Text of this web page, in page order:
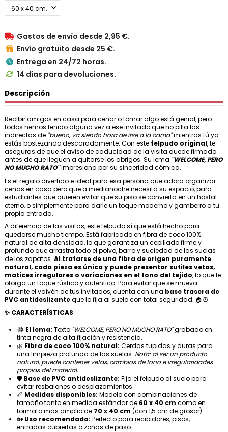
 Gastos de envío desde 2,95 €.
 Envío gratuito desde 25 €.
 Entrega en 24/72 horas.
 14 días para devoluciones.
Descripción
Recibir amigos en casa para cenar o tomar algo está genial, pero
todos hemos tenido alguna vez a ese invitado que no pilla las
indirectas de "bueno, va siendo hora de irse a la cama"mientras tú ya
estás bostezando descaradamente. Con este felpudo original, te
aseguras de que el aviso de caducidad de la visita quede firmado
antes de que lleguen a quitarse los abrigos. Su lema "WELCOME, PERO
NO MUCHO RATO"impresiona por su sinceridad cómica.
Es el regalo divertido e ideal para esa persona que adora organizar
cenas en casa pero que a medianoche necesita su espacio, para
estudiantes que quieren evitar que su piso se convierta en un hostal
eterno, o simplemente para darle un toque moderno y gamberro a tu
propia entrada.
A diferencia de las visitas, este felpudo sí que está hecho para
quedarse mucho tiempo. Está fabricado en fibra de coco 100%
natural de alta densidad, lo que garantiza un cepillado firme y
profundo que arrastra todo el polvo, barro y suciedad de las suelas
de los zapatos. Al tratarse de una fibra de origen puramente
natural, cada pieza es única y puede presentar sutiles vetas,
matices irregulares o variaciones en el tono del tejido, lo que le
otorga un toque rústico y auténtico. Para evitar que se mueva
durante el vaivén de tus invitados, cuenta con una base trasera de
PVC antideslizanteque lo fija al suelo con total seguridad. 🏠⏰
✨ CARACTERÍSTICAS
😂 El lema: Texto "WELCOME, PERO NO MUCHO RATO"grabado en
tinta negra de alta fijación y resistencia.
🌿 Fibra de coco 100% natural: Cerdas tupidas y duras para
una limpieza profunda de las suelas. Nota: al ser un producto
natural, puede contener vetas, cambios de tono e irregularidades
propias del material.
🛡️ Base de PVC antideslizante: Fija el felpudo al suelo para
evitar resbalones o desplazamientos.
📏 Medidas disponibles: Modelo con combinaciones de
tamaño tanto en medida estándar de 60 x 40 cm como en
formato más amplio de 70 x 40 cm (con 1,5 cm de grosor).
🏡 Uso recomendado: Perfecto para recibidores, pisos,
entradas cubiertas o zonas de paso.